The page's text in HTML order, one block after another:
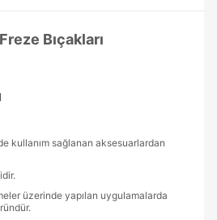
Bıçakları
kullanım sağlanan aksesuarlardan
üzerinde yapılan uygulamalarda